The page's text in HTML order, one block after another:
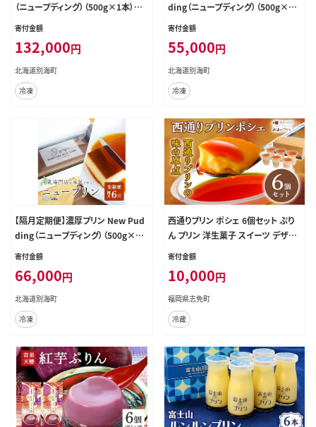
（ニュープディング）（500g×1本）×
12ヶ月【be152-0931-100-12】
寄付金額
132,000円
北海道別海町
冷凍
ding（ニュープディング）（500g×1
本）×5回【be152-0931-200-5】
寄付金額
55,000円
北海道別海町
冷凍
【隔月定期便】濃厚プリン New Pud
ding（ニュープディング）（500g×1
本）×6回【be152-0931-200-6】
寄付金額
66,000円
北海道別海町
冷凍
西通りプリン ポシェ 6個セット ぷり
ん プリン 洋生菓子 スイーツ デザー
ト 冷蔵 おやつ カスタードプリン カ
ラメル お取り寄せ ギフト 贈り物 洋
菓子 生菓子 福岡県 グルメ なめらか
プレーン
寄付金額
10,000円
福岡県志免町
冷蔵